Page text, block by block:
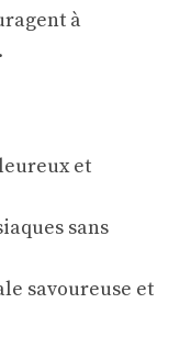
à
et
sans
savoureuse et